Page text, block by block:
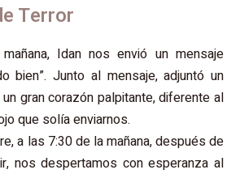
Terror
Idan nos envió un mensaje
bien”. Junto al mensaje, adjuntó un
gran corazón palpitante, diferente al
que solía enviarnos.
a las 7:30 de la mañana, después de
nos despertamos con esperanza al